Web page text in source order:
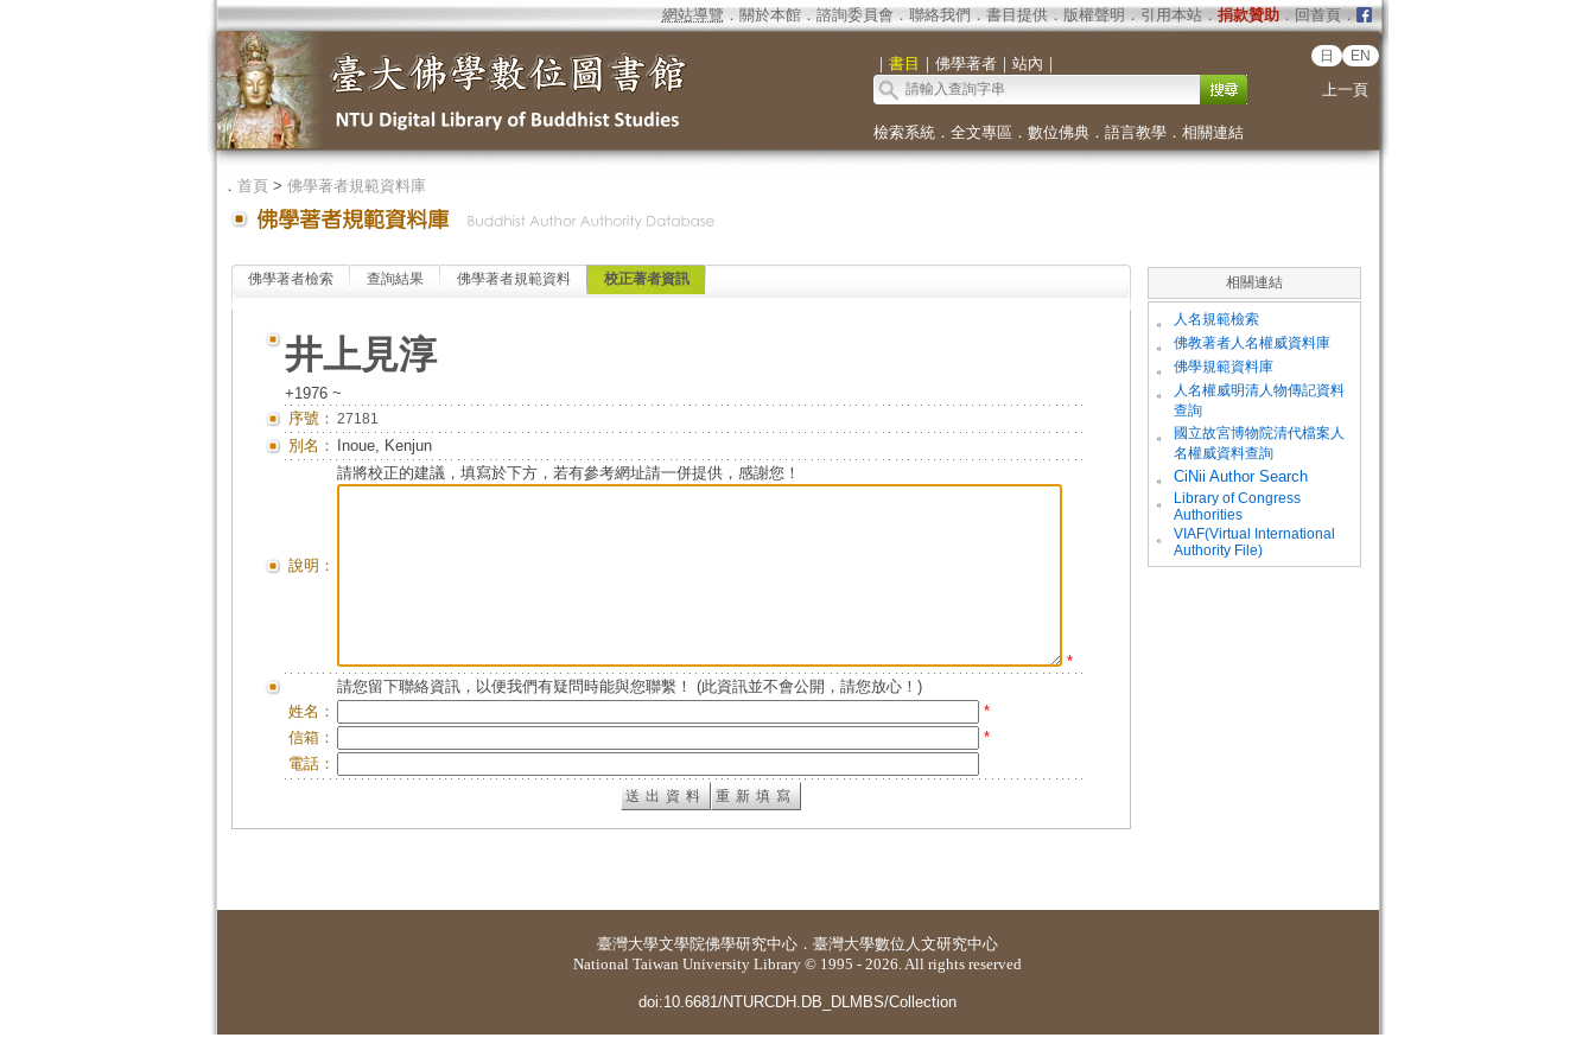
網站導覽 ． 關於本館． 諮詢委員會． 聯絡我們 ． 書目提供． 版權聲明 ． 引用本站． 捐款贊助．回首頁．
｜ 書目 ｜ 佛學著者｜ 站內 ｜ 日 EN
上一頁
檢索系統． 全文專區 ． 數位佛典． 語言教學． 相關連結
． 首頁> 佛學著者規範資料庫
佛學著者檢索 查詢結果 佛學著者規範資料 校正著者資訊
井上見淳
+1976 ~
序號： 27181
別名： Inoue, Kenjun
說明：
請將校正的建議，填寫於下方，若有參考網址請一併提供，感謝您！
*
請您留下聯絡資訊，以便我們有疑問時能與您聯繫！ (此資訊並不會公開，請您放心！)
姓名：
*
信箱：
*
電話：
相關連結
。 人名規範檢索
。 佛教著者人名權威資料庫
。 佛學規範資料庫
。
人名權威明清人物傳記資料
查詢
。
國立故宮博物院清代檔案人
名權威資料查詢
。
CiNii Author Search
。
Library of Congress
Authorities
。
VIAF(Virtual International
Authority File)
臺灣大學文學院佛學研究中心 ． 臺灣大學數位人文研究中心
National Taiwan University Library © 1995 - 2026. All rights reserved
doi:10.6681/NTURCDH.DB_DLMBS/Collection